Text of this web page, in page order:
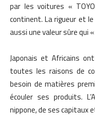
par les voitures «
continent. La rigueur et
aussi une valeur sûre qui
Japonais et Africains
toutes les raisons de
besoin de matières
écouler ses produits.
nippone, de ses capitaux